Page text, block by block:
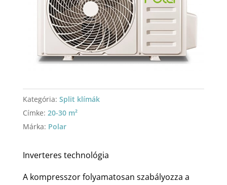
Kategória: Split klímák
Címke: 20-30 m²
Márka: Polar
Inverteres technológia
A kompresszor folyamatosan szabályozza a